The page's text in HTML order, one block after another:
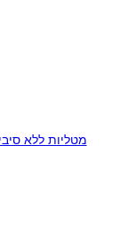
מטליות ללא סיבים